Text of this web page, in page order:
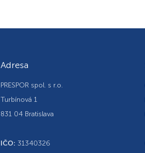
Adresa
PRESPOR spol. s r.o.
Turbínová 1
831 04 Bratislava
IČO: 31340326